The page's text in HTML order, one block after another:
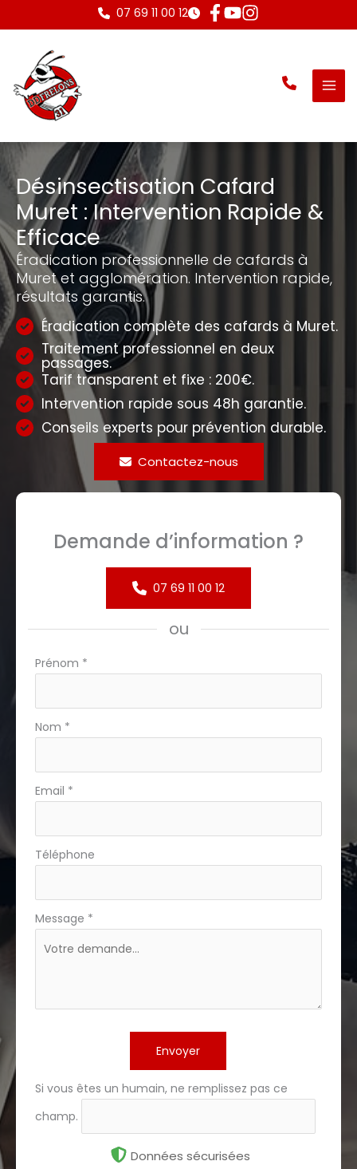
au
contenu
07 69 11 00 12
Désinsectisation Cafard
Muret : Intervention Rapide &
Efficace
Éradication professionnelle de cafards à
Muret et agglomération. Intervention rapide,
résultats garantis.
Éradication complète des cafards à Muret.
Traitement professionnel en deux
passages.
Tarif transparent et fixe : 200€.
Intervention rapide sous 48h garantie.
Conseils experts pour prévention durable.
Contactez-nous
Demande d’information ?
07 69 11 00 12
ou
Formulaire
avec
téléphone
Prénom *
Nom *
Email *
Téléphone
Message *
Envoyer
Si vous êtes un humain, ne remplissez pas ce
champ.
Données sécurisées